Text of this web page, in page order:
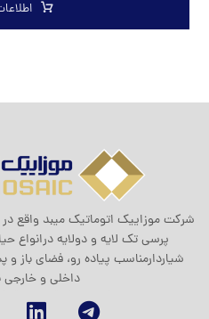
شرکت موزاييک اتوماتيک ميبد واقع در
پرسی تک لایه و دولایه درانواع
شیاردارمناسب پیاده رو، فضای باز و
داخلی و